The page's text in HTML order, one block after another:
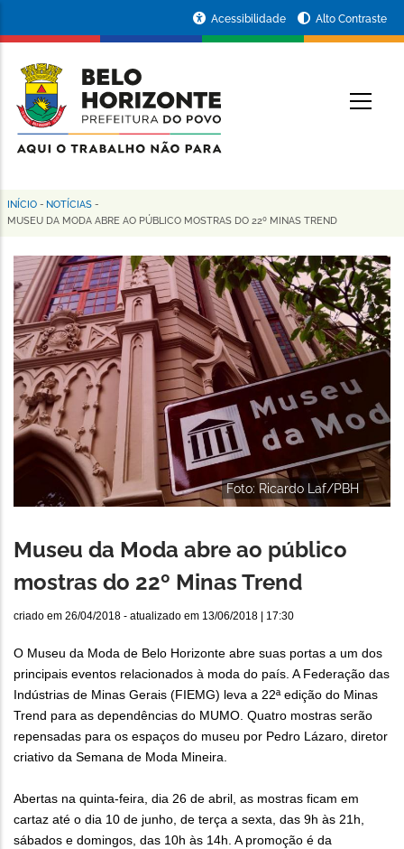
conteúdo
principal
da
Prefeitura
de
Horizonte
Acessibilidade Alto Contraste
Trilha
navegação
INÍCIO - NOTÍCIAS -
MUSEU DA MODA ABRE AO PÚBLICO MOSTRAS DO 22º MINAS TREND
Foto: Ricardo Laf/PBH
Museu da Moda abre ao público
mostras do 22º Minas Trend
criado em 26/04/2018 - atualizado em 13/06/2018 | 17:30
O Museu da Moda de Belo Horizonte abre suas portas a um dos
principais eventos relacionados à moda do país. A Federação das
Indústrias de Minas Gerais (FIEMG) leva a 22ª edição do Minas
Trend para as dependências do MUMO. Quatro mostras serão
repensadas para os espaços do museu por Pedro Lázaro, diretor
criativo da Semana de Moda Mineira.
Abertas na quinta-feira, dia 26 de abril, as mostras ficam em
cartaz até o dia 10 de junho, de terça a sexta, das 9h às 21h,
sábados e domingos, das 10h às 14h. A promoção é da